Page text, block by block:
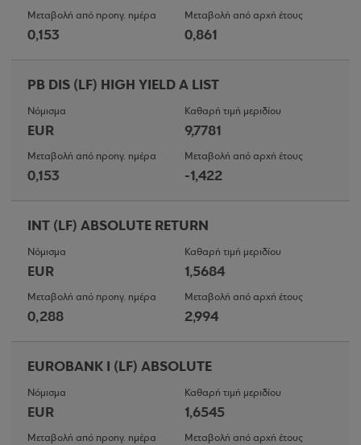
Μεταβολή από προηγ. ημέρα
0,153
Μεταβολή από αρχή έτους
0,861
PB DIS (LF) HIGH YIELD A LIST
Νόμισμα
EUR
Καθαρή τιμή μεριδίου
9,7781
Μεταβολή από προηγ. ημέρα
0,153
Μεταβολή από αρχή έτους
-1,422
INT (LF) ABSOLUTE RETURN
Νόμισμα
EUR
Καθαρή τιμή μεριδίου
1,5684
Μεταβολή από προηγ. ημέρα
0,288
Μεταβολή από αρχή έτους
2,994
EUROBANK I (LF) ABSOLUTE
Νόμισμα
EUR
Καθαρή τιμή μεριδίου
1,6545
Μεταβολή από προηγ. ημέρα Μεταβολή από αρχή έτους